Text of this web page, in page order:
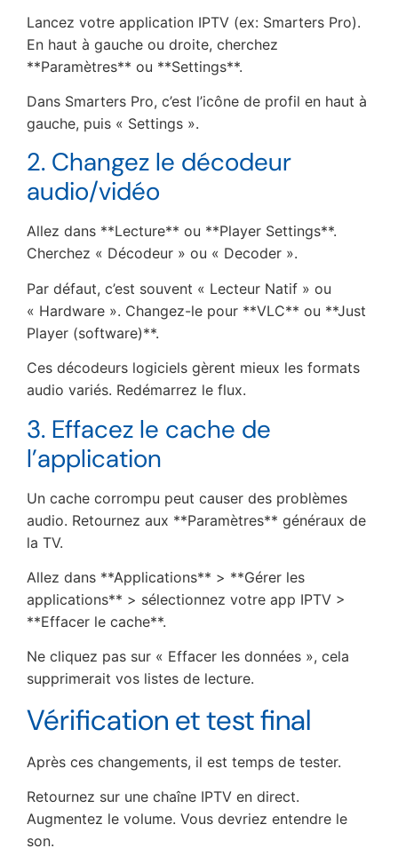
Lancez votre application IPTV (ex: Smarters Pro).
En haut à gauche ou droite, cherchez
**Paramètres** ou **Settings**.
Dans Smarters Pro, c’est l’icône de profil en haut à
gauche, puis « Settings ».
2. Changez le décodeur
audio/vidéo
Allez dans **Lecture** ou **Player Settings**.
Cherchez « Décodeur » ou « Decoder ».
Par défaut, c’est souvent « Lecteur Natif » ou
« Hardware ». Changez-le pour **VLC** ou **Just
Player (software)**.
Ces décodeurs logiciels gèrent mieux les formats
audio variés. Redémarrez le flux.
3. Effacez le cache de
l’application
Un cache corrompu peut causer des problèmes
audio. Retournez aux **Paramètres** généraux de
la TV.
Allez dans **Applications** > **Gérer les
applications** > sélectionnez votre app IPTV >
**Effacer le cache**.
Ne cliquez pas sur « Effacer les données », cela
supprimerait vos listes de lecture.
Vérification et test final
Après ces changements, il est temps de tester.
Retournez sur une chaîne IPTV en direct.
Augmentez le volume. Vous devriez entendre le
son.